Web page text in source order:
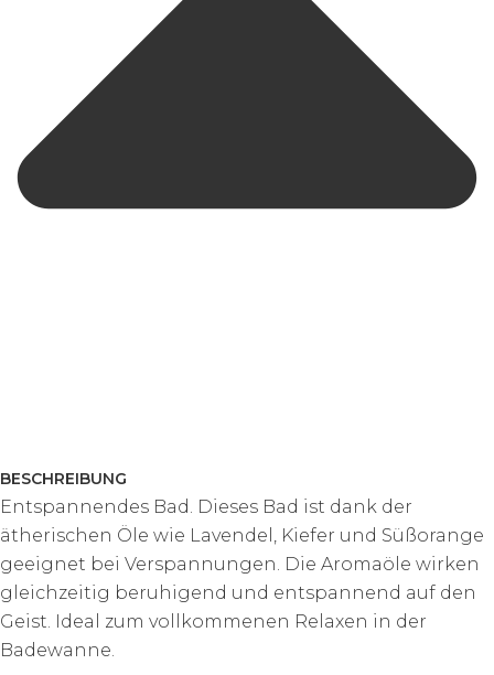
BESCHREIBUNG
Entspannendes Bad. Dieses Bad ist dank der
ätherischen Öle wie Lavendel, Kiefer und Süßorange
geeignet bei Verspannungen. Die Aromaöle wirken
gleichzeitig beruhigend und entspannend auf den
Geist. Ideal zum vollkommenen Relaxen in der
Badewanne.